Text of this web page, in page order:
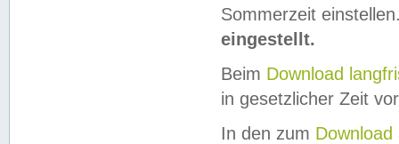
Sommerzeit
eingestellt.
Beim Download
in gesetzlicher Zeit
In den zum Download